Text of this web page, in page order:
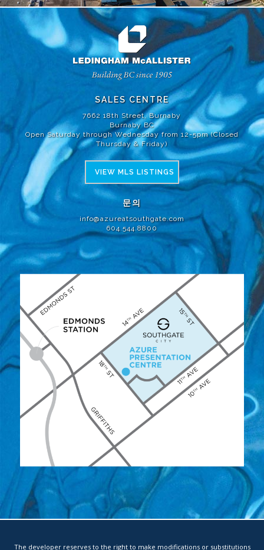
SALES CENTRE
7662 18th Street, Burnaby
Burnaby BC
Open Saturday through Wednesday from 12-5pm (Closed
Thursday & Friday)
VIEW MLS LISTINGS
문의
info@azureatsouthgate.com
604.544.8800
The developer reserves to the right to make modifications or substitutions